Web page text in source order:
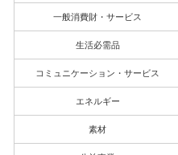
一般消費財・サービス
生活必需品
コミュニケーション・サービス
エネルギー
素材